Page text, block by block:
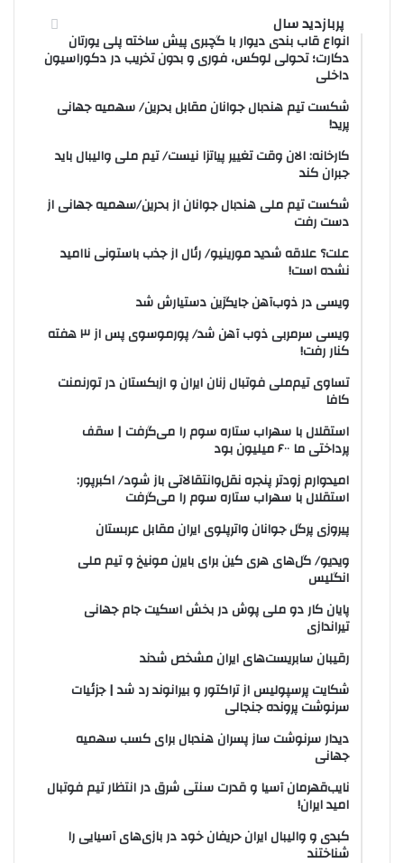
پربازدید سال
انواع قاب بندی دیوار با گچبری پیش ساخته پلی یورتان
دکارت؛ تحولی لوکس، فوری و بدون تخریب در دکوراسیون
داخلی
شکست تیم هندبال جوانان مقابل بحرین/ سهمیه جهانی
پرید!
کارخانه: الان وقت تغییر پیاتزا نیست/ تیم ملی والیبال باید
جبران کند
شکست تیم ملی هندبال جوانان از بحرین/سهمیه جهانی از
دست رفت
علت؟ علاقه شدید مورینیو/ رئال از جذب باستونی ناامید
نشده است!
ویسی در ذوب‌آهن جایگزین دستیارش شد
ویسی سرمربی ذوب آهن شد/ پورموسوی پس از ۳ هفته
کنار رفت!
تساوی تیم‌ملی فوتبال زنان ایران و ازبکستان در تورنمنت
کافا
استقلال با سهراب ستاره سوم را می‌گرفت | سقف
پرداختی ما ۶۰۰ میلیون بود
امیدوارم زودتر پنجره نقل‌وانتقالاتی باز شود/ اکبرپور:
استقلال با سهراب ستاره سوم را می‌گرفت
پیروزی پرگل جوانان واترپلوی ایران مقابل عربستان
ویدیو/ گل‌های هری‌ کین برای بایرن مونیخ و تیم ملی
انگلیس
پایان کار دو ملی پوش در بخش اسکیت جام جهانی
تیراندازی
رقیبان سابریست‌های ایران مشخص شدند
شکایت پرسپولیس از تراکتور و بیرانوند رد شد | جزئیات
سرنوشت پرونده جنجالی
دیدار سرنوشت ساز پسران هندبال برای کسب سهمیه
جهانی
نایب‌قهرمان آسیا و قدرت سنتی شرق در انتظار تیم فوتبال
امید ایران!
کبدی و والیبال ایران حریفان خود در بازی‌های آسیایی را
شناختند